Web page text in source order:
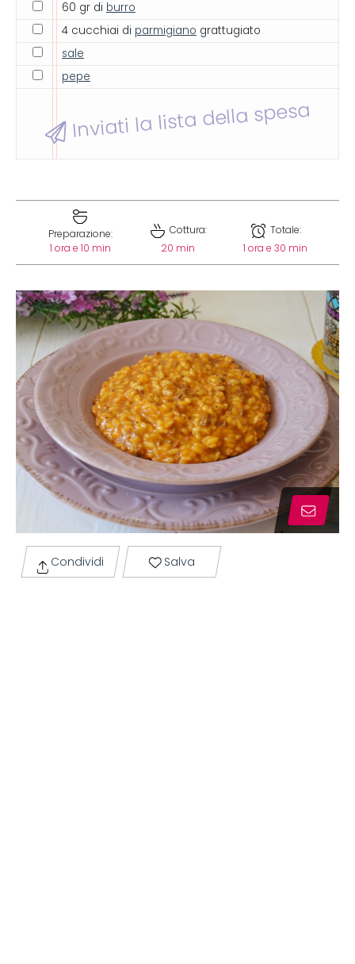
60 gr di burro
4 cucchiai di parmigiano grattugiato
sale
pepe
Inviati la lista della spesa
Preparazione:
1 ora e 10 min
Cottura:
20 min
Totale:
1 ora e 30 min
Condividi Salva